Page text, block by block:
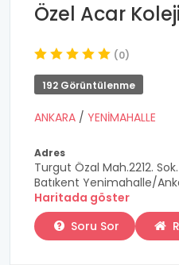
Özel Acar
(0)
192 Görüntülenme
ANKARA / YENİMAHALLE
Adres
Turgut Özal Mah.2212.
Batıkent Yenimahalle/
Haritada göster
Soru Sor